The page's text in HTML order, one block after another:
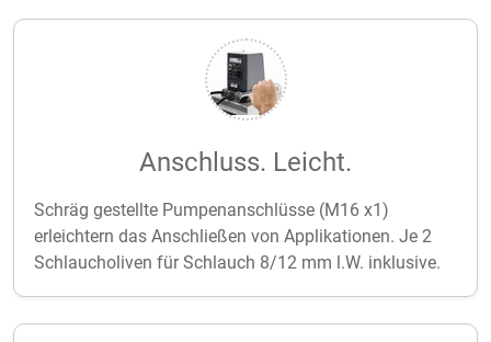
Anschluss. Leicht.
Schräg gestellte Pumpenanschlüsse (M16 x1)
erleichtern das Anschließen von Applikationen. Je 2
Schlaucholiven für Schlauch 8/12 mm l.W. inklusive.